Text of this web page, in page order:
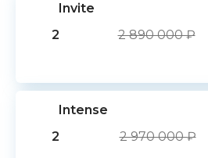
Invite
2
2 890 000 ₽
Intense
2
2 970 000 ₽